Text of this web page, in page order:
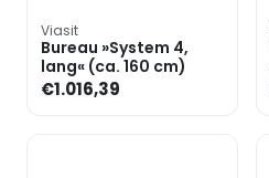
Viasit
Bureau »System 4,
lang« (ca. 160 cm)
€1.016,39